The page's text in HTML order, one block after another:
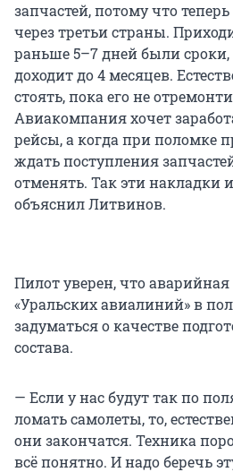
запчастей, потому что
через третьи страны.
раньше 5–7 дней были сроки,
доходит до 4 месяцев.
стоять, пока его не
Авиакомпания хочет
рейсы, а когда при поломке
ждать поступления
отменять. Так эти накладки
объяснил Литвинов.
Пилот уверен, что аварийная
«Уральских авиалиний» в
задуматься о качестве
состава.
— Если у нас будут так по
ломать самолеты, то,
они закончатся. Техника
всё понятно. И надо беречь